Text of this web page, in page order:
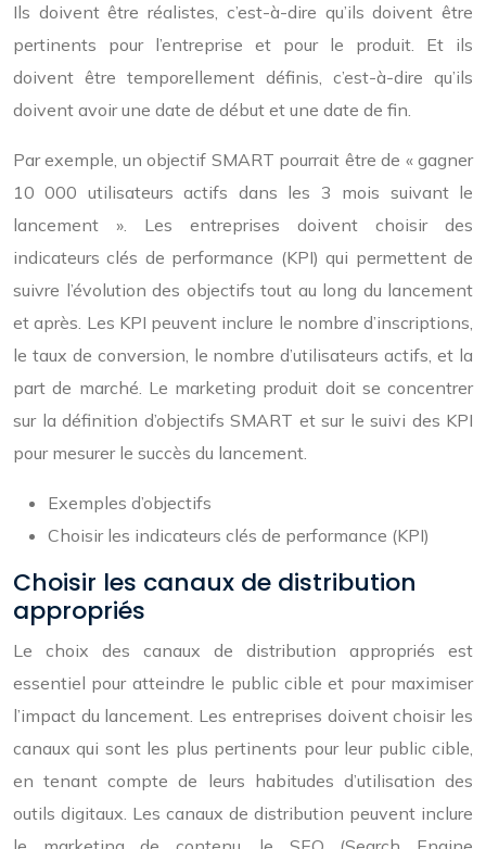
Ils doivent être réalistes, c’est-à-dire qu’ils doivent être
pertinents pour l’entreprise et pour le produit. Et ils
doivent être temporellement définis, c’est-à-dire qu’ils
doivent avoir une date de début et une date de fin.
Par exemple, un objectif SMART pourrait être de « gagner
10 000 utilisateurs actifs dans les 3 mois suivant le
lancement ». Les entreprises doivent choisir des
indicateurs clés de performance (KPI) qui permettent de
suivre l’évolution des objectifs tout au long du lancement
et après. Les KPI peuvent inclure le nombre d’inscriptions,
le taux de conversion, le nombre d’utilisateurs actifs, et la
part de marché. Le marketing produit doit se concentrer
sur la définition d’objectifs SMART et sur le suivi des KPI
pour mesurer le succès du lancement.
Exemples d’objectifs
Choisir les indicateurs clés de performance (KPI)
Choisir les canaux de distribution
appropriés
Le choix des canaux de distribution appropriés est
essentiel pour atteindre le public cible et pour maximiser
l’impact du lancement. Les entreprises doivent choisir les
canaux qui sont les plus pertinents pour leur public cible,
en tenant compte de leurs habitudes d’utilisation des
outils digitaux. Les canaux de distribution peuvent inclure